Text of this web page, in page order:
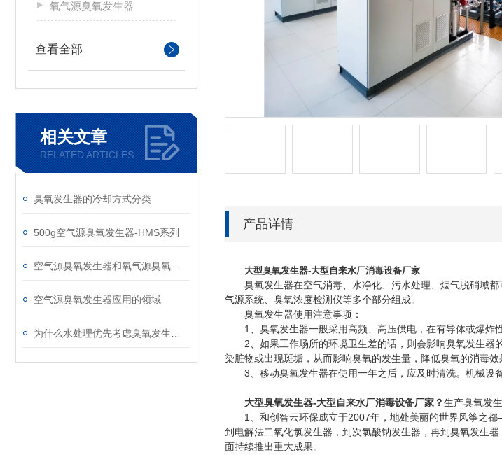
氧气源臭氧发生器
查看全部
相关文章
RELATED ARTICLES
臭氧发生器的冷却方式分类
500g空气源臭氧发生器-HMS系列
空气源臭氧发生器应用的领域
产品详情
大型臭氧发生器-大型自来水厂消毒设备厂家
臭氧发生器在空气消毒、水净化、污水处理、烟气脱硝域都
气源系统、臭氧浓度检测仪等多个部分组成。
臭氧发生器使用注意事项：
1、臭氧发生器一般采用高频、高压供电，在有导体或爆炸
2、如果工作场所的环境卫生差的话，则会影响臭氧发生器
染脏物或出现斑垢，从而影响臭氧的发生量，降低臭氧的消毒效
3、移动臭氧发生器在使用一年之后，应及时清洗。机械设
大型臭氧发生器-大型自来水厂消毒设备厂家？生产臭氧发
1、和创智云环保成立于2007年，地处美丽的世界风筝之都
到电解法二氧化氯发生器，到次氯酸钠发生器，再到臭氧发生
面持续推出重大成果。